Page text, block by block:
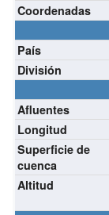
Coordenadas
País
División
Afluentes
Longitud
Superficie de
cuenca
Altitud